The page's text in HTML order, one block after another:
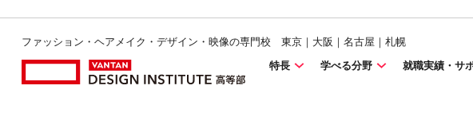
ファッション・ヘアメイク・デザイン・映像の専門校 東京｜大阪｜名古屋｜札幌
特長
学べる分野 就職実績・サ